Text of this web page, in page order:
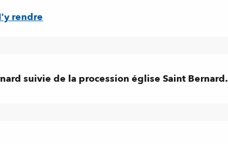
rendre
suivie de la procession église Saint Bernard.